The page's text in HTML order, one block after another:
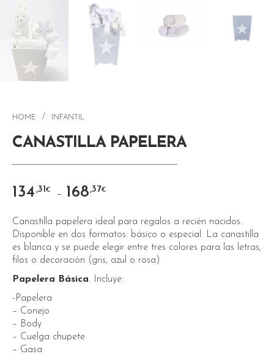
HOME / INFANTIL
CANASTILLA PAPELERA
134 ,31 € – 168,37€
Canastilla papelera ideal para regalos a recién nacidos.
Disponible en dos formatos: básico o especial. La canastilla
es blanca y se puede elegir entre tres colores para las letras,
filos o decoración (gris, azul o rosa)
Papelera Básica. Incluye:
-Papelera
– Conejo
– Body
– Cuelga chupete
– Gasa